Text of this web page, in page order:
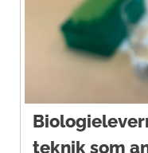
teknik som